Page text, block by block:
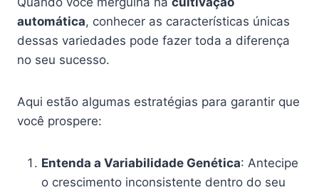
automática, conhecer as características únicas
dessas variedades pode fazer toda a diferença
no seu sucesso.
Aqui estão algumas estratégias para garantir que
você prospere:
Entenda a Variabilidade Genética: Antecipe
o crescimento inconsistente dentro do seu